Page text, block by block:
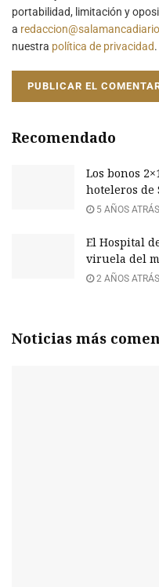
portabilidad, limitación y
a
nuestra política de privacidad.
Recomendado
Los bonos
hoteleros de
5 AÑOS ATRÁS
El Hospital
viruela del
2 AÑOS ATRÁS
Noticias más